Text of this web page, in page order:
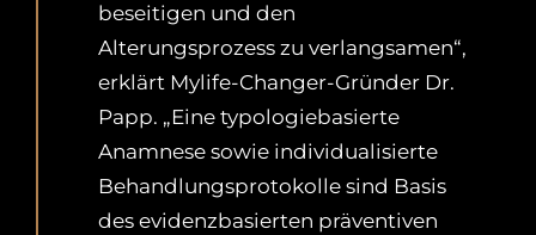
beseitigen und den
Alterungsprozess zu verlangsamen“,
erklärt Mylife-Changer-Gründer Dr.
Papp. „Eine typologiebasierte
Anamnese sowie individualisierte
Behandlungsprotokolle sind Basis
des evidenzbasierten präventiven